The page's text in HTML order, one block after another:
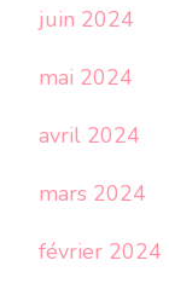
juin 2024
mai 2024
avril 2024
mars 2024
février 2024